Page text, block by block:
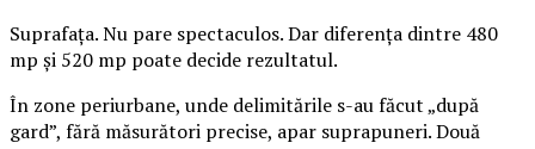
Suprafața. Nu pare spectaculos. Dar diferența dintre 480
mp și 520 mp poate decide rezultatul.
În zone periurbane, unde delimitările s-au făcut „după
gard”, fără măsurători precise, apar suprapuneri. Două